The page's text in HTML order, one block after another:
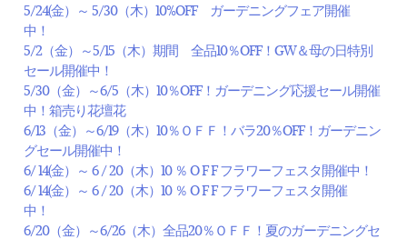
5/24(金）～ 5/30（木）10%OFF ガーデニングフェア開催
中！
5/2（金）～5/15（木）期間 全品10％OFF！GW＆母の日特別
セール開催中！
5/30（金）～6/5（木）10％OFF！ガーデニング応援セール開催
中！箱売り花壇花
6/13（金）～6/19（木）10％ＯＦＦ！バラ20％OFF！ガーデニン
グセール開催中！
6/ 14(金）～ 6 / 20（木）10 ％ O F F フラワーフェスタ開催中！
6/ 14(金）～ 6 / 20（木）10 ％ O F F フラワーフェスタ開催
中！
6/20（金）～6/26（木）全品20％ＯＦＦ！夏のガーデニングセ